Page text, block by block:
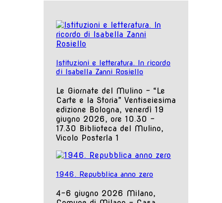
Istituzioni e letteratura. In ricordo
di Isabella Zanni Rosiello
Le Giornate del Mulino - “Le
Carte e la Storia” Ventiseiesima
edizione Bologna, venerdì 19
giugno 2026, ore 10.30 -
17.30 Biblioteca del Mulino,
Vicolo Posterla 1
1946. Repubblica anno zero
4-6 giugno 2026 Milano,